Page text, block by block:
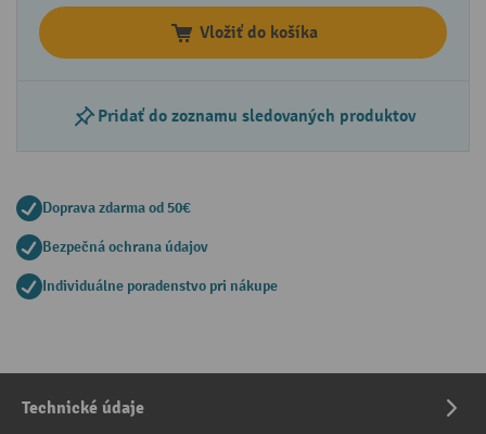
Vložiť do košíka
Pridať do zoznamu sledovaných produktov
Doprava zdarma od 50€
Bezpečná ochrana údajov
Individuálne poradenstvo pri nákupe
Technické údaje